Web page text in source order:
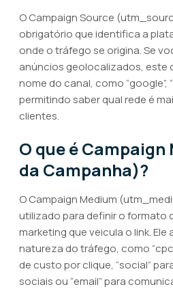
O Campaign Source
obrigatório que identifica a
onde o tráfego se origina. Se
anúncios geolocalizados, este
nome do canal, como “google”,
permitindo saber qual rede é
clientes.
O que é
da Campanha)?
O Campaign Medium
utilizado para definir o formato
marketing que veicula o link. Ele
natureza do tráfego, como
de custo por clique, “social”
sociais ou “email” para